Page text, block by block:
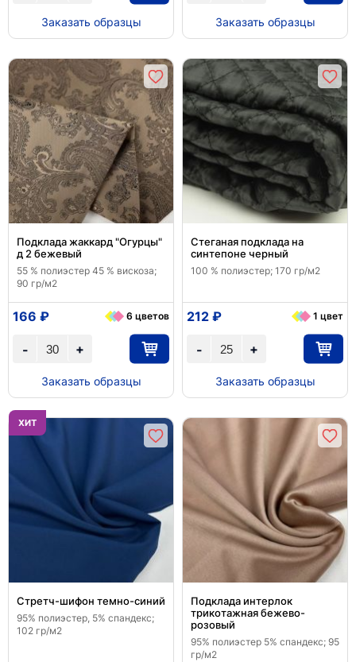
Заказать образцы Заказать образцы
Подклада жаккард "Огурцы"
д 2 бежевый
55 % полиэстер 45 % вискоза;
90 гр/м2
+
-
166 ₽ 6 цветов
Заказать образцы
Стеганая подклада на
синтепоне черный
100 % полиэстер; 170 гр/м2
+
-
212 ₽ 1 цвет
Заказать образцы
ХИТ
Стретч-шифон темно-синий
95% полиэстер, 5% спандекс;
102 гр/м2
Подклада интерлок
трикотажная бежево-
розовый
95% полиэстер 5% спандекс; 95
гр/м2